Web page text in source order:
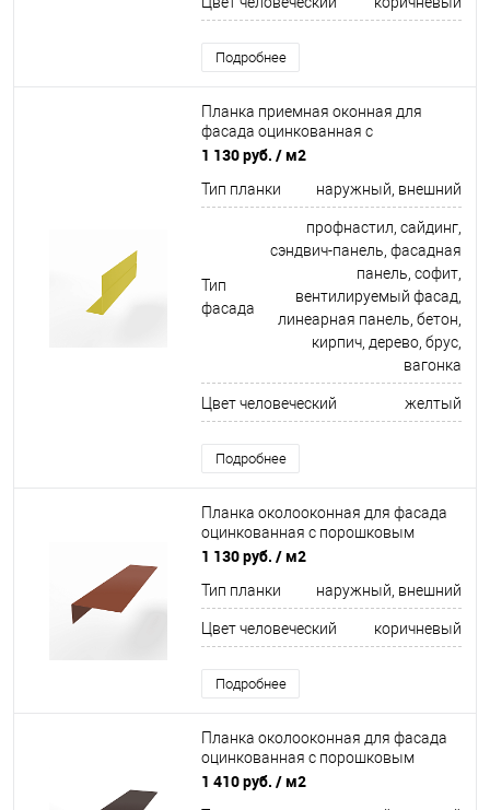
Подробнее
Планка приемная оконная для
фасада оцинкованная с
порошковым покрытием 0,45мм
1 130 руб. / м2
Тип планки наружный, внешний
Тип
фасада
профнастил, сайдинг,
сэндвич-панель, фасадная
панель, софит,
вентилируемый фасад,
линеарная панель, бетон,
кирпич, дерево, брус,
вагонка
Цвет человеческий желтый
Подробнее
Планка околооконная для фасада
оцинкованная с порошковым
покрытием 0,45мм ширина менее
1 130 руб. / м2
Тип планки наружный, внешний
Цвет человеческий коричневый
Подробнее
Планка околооконная для фасада
оцинкованная с порошковым
покрытием 0,45мм ширина более
1 410 руб. / м2